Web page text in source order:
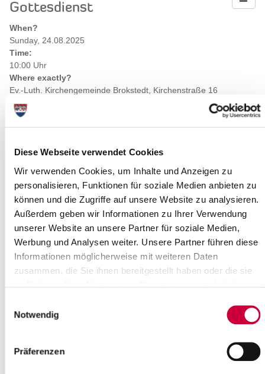
Diese Webseite verwendet Cookies
Wir verwenden Cookies, um Inhalte und Anzeigen zu
personalisieren, Funktionen für soziale Medien anbieten zu
können und die Zugriffe auf unsere Website zu analysieren.
Außerdem geben wir Informationen zu Ihrer Verwendung
unserer Website an unsere Partner für soziale Medien,
Werbung und Analysen weiter. Unsere Partner führen diese
Informationen möglicherweise mit weiteren Daten
zusammen, die Sie ihnen bereitgestellt haben oder die sie
Notwendig
Präferenzen
Gottesdienst
When?
Sunday, 24.08.2025
Time:
10:00 Uhr
Where exactly?
Ev.-Luth. Kirchengemeinde Brokstedt, Kirchenstraße 16
,Brokstedt
Category:
Veranstaltung , Gottesdienste
Source : Ev.-Luth. Kirchengemeinde Brokstedt
Kirchenstraße 16
E-Mail:kg.brokstedt[at]altholstein.de